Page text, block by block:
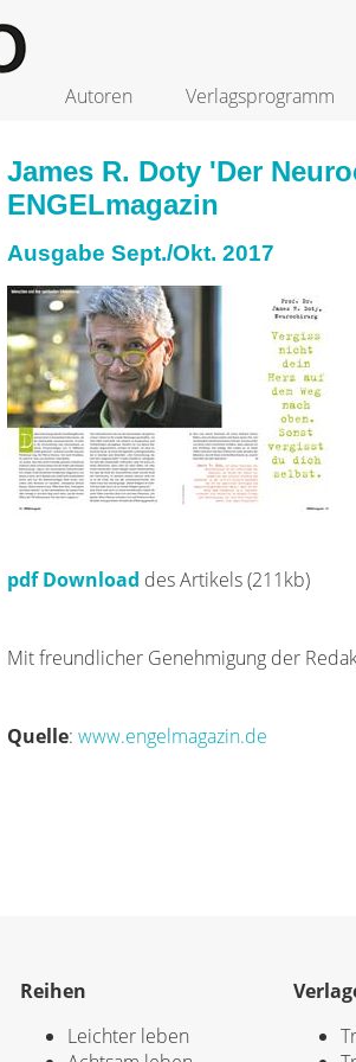
Autoren Verlagsprogramm
James R. Doty 'Der
ENGELmagazin
Ausgabe Sept./Okt. 2017
pdf Download des Artikels (211kb)
Mit freundlicher Genehmigung der
Quelle: www.engelmagazin.de
Reihen
Leichter leben